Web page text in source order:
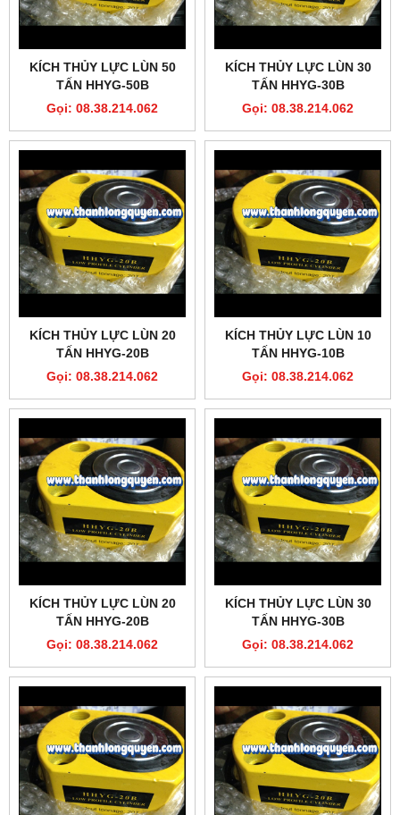
KÍCH THỦY LỰC LÙN 50
TẤN HHYG-50B
Gọi: 08.38.214.062
KÍCH THỦY LỰC LÙN 30
TẤN HHYG-30B
Gọi: 08.38.214.062
KÍCH THỦY LỰC LÙN 20
TẤN HHYG-20B
Gọi: 08.38.214.062
KÍCH THỦY LỰC LÙN 10
TẤN HHYG-10B
Gọi: 08.38.214.062
KÍCH THỦY LỰC LÙN 20
TẤN HHYG-20B
Gọi: 08.38.214.062
KÍCH THỦY LỰC LÙN 30
TẤN HHYG-30B
Gọi: 08.38.214.062